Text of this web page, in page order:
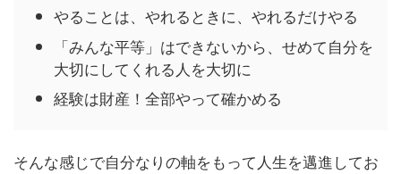
やることは、やれるときに、やれるだけやる
「みんな平等」はできないから、せめて自分を
大切にしてくれる人を大切に
経験は財産！全部やって確かめる
そんな感じで自分なりの軸をもって人生を邁進してお